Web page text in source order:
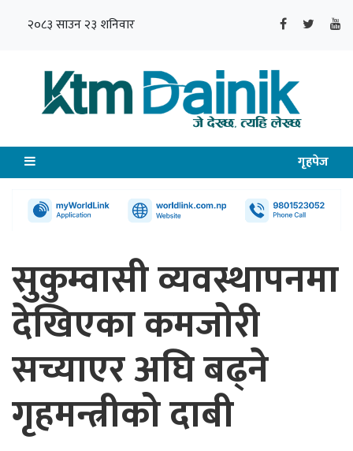
२०८३ साउन २३ शनिवार
गृहपेज
सुकुम्वासी व्यवस्थापनमा
देखिएका कमजोरी
सच्याएर अघि बढ्ने
गृहमन्त्रीको दाबी